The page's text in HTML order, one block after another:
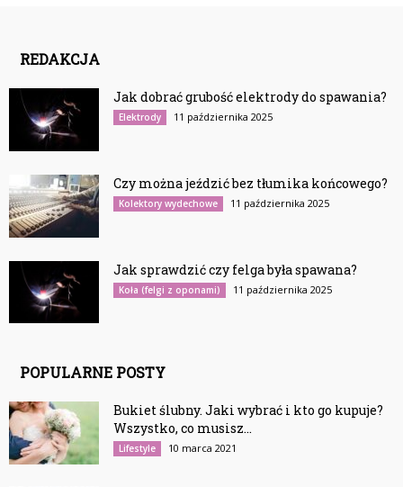
REDAKCJA
Jak dobrać grubość elektrody do spawania?
Elektrody 11 października 2025
Czy można jeździć bez tłumika końcowego?
Kolektory wydechowe 11 października 2025
Jak sprawdzić czy felga była spawana?
Koła (felgi z oponami) 11 października 2025
POPULARNE POSTY
Bukiet ślubny. Jaki wybrać i kto go kupuje?
Wszystko, co musisz...
Lifestyle 10 marca 2021